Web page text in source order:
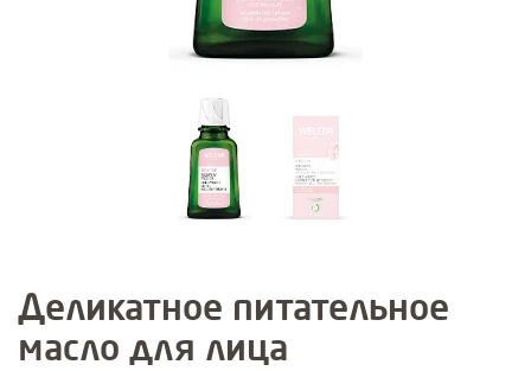
Деликатное питательное
масло для лица